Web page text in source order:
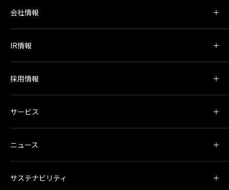
会社情報
IR情報
採用情報
サービス
ニュース
サステナビリティ